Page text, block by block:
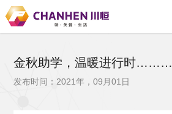
金秋助学，温暖进行时………
发布时间：2021年，09月01日